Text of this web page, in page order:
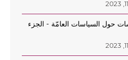
حول السياسات العامّة - الجزء